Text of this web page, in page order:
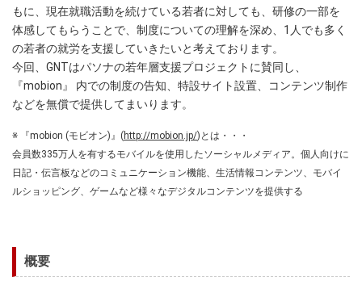
もに、現在就職活動を続けている若者に対しても、研修の一部を
体感してもらうことで、制度についての理解を深め、1人でも多く
の若者の就労を支援していきたいと考えております。
今回、GNTはパソナの若年層支援プロジェクトに賛同し、
『mobion』 内での制度の告知、特設サイト設置、コンテンツ制作
などを無償で提供してまいります。
※ 『mobion (モビオン)』( http://mobion.jp/)とは・・・
会員数335万人を有するモバイルを使用したソーシャルメディア。個人向けに
日記・伝言板などのコミュニケーション機能、生活情報コンテンツ、モバイ
ルショッピング、ゲームなど様々なデジタルコンテンツを提供する
概要